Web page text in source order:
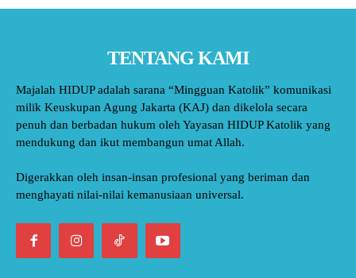
TENTANG KAMI
Majalah HIDUP adalah sarana “Mingguan Katolik” komunikasi
milik Keuskupan Agung Jakarta (KAJ) dan dikelola secara
penuh dan berbadan hukum oleh Yayasan HIDUP Katolik yang
mendukung dan ikut membangun umat Allah.
Digerakkan oleh insan-insan profesional yang beriman dan
menghayati nilai-nilai kemanusiaan universal.